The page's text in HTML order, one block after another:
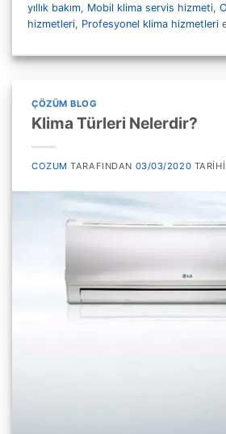
yıllık bakım, Mobil klima servis hizmeti,
hizmetleri, Profesyonel klima hizmetleri
ÇÖZÜM BLOG
Klima Türleri Nelerdir?
COZUM TARAFINDAN 03/03/2020